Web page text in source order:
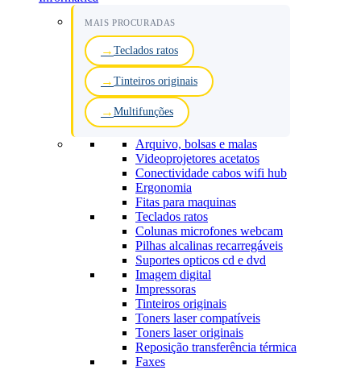
MAIS PROCURADAS
Teclados ratos
Tinteiros originais
Multifunções
Arquivo, bolsas e malas
Videoprojetores acetatos
Conectividade cabos wifi hub
Ergonomia
Fitas para maquinas
Teclados ratos
Colunas microfones webcam
Pilhas alcalinas recarregáveis
Suportes opticos cd e dvd
Imagem digital
Impressoras
Tinteiros originais
Toners laser compatíveis
Toners laser originais
Reposição transferência térmica
Faxes